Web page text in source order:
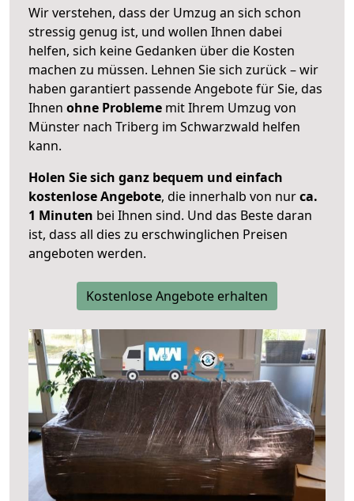
Wir verstehen, dass der Umzug an sich schon
stressig genug ist, und wollen Ihnen dabei
helfen, sich keine Gedanken über die Kosten
machen zu müssen. Lehnen Sie sich zurück – wir
haben garantiert passende Angebote für Sie, das
Ihnen ohne Probleme mit Ihrem Umzug von
Münster nach Triberg im Schwarzwald helfen
kann.
Holen Sie sich ganz bequem und einfach
kostenlose Angebote, die innerhalb von nurca.
1 Minuten bei Ihnen sind. Und das Beste daran
ist, dass all dies zu erschwinglichen Preisen
angeboten werden.
Kostenlose Angebote erhalten